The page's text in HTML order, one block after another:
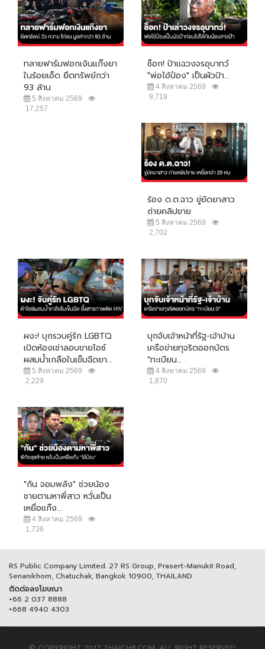
ทลายฟาร์มฟอกเงินแก๊งยา
ในร้อยเอ็ด ยึดทรัพย์กว่า
93 ล้าน
5 สิงหาคม 2569
17,257
ช็อก! ป้าแฉวงจรอุบาทว์
"พ่อไอ้ป๋อง" เป็นผัวป้า...
4 สิงหาคม 2569
9,719
ร้อง ด.ต.ฉาว ขู่ยัดยาสาว
ถ่ายคลิปขาย
5 สิงหาคม 2569
2,702
ผงะ! บุกรวบคู่รัก LGBTQ
เปิดห้องเช่าลอบขายไอซ์
ผสมน้ำเกลือในเข็มฉีดยา...
5 สิงหาคม 2569
2,229
บุกจับเจ้าหน้าที่รัฐ-เจ้าบ้าน
เครือข่ายทุจริตออกบัตร
"ทะเบียน...
4 สิงหาคม 2569
1,870
"กัน จอมพลัง" ช่วยน้อง
ชายตามหาพี่สาว หวั่นเป็น
เหยื่อแก๊ง...
4 สิงหาคม 2569
1,736
RS Public Company Limited. 27 RS Group, Prasert-Manukit Road,
Senanikhom, Chatuchak, Bangkok 10900, THAILAND
ติดต่อลงโฆษณา
+66 2 037 8888
+668 4940 4303